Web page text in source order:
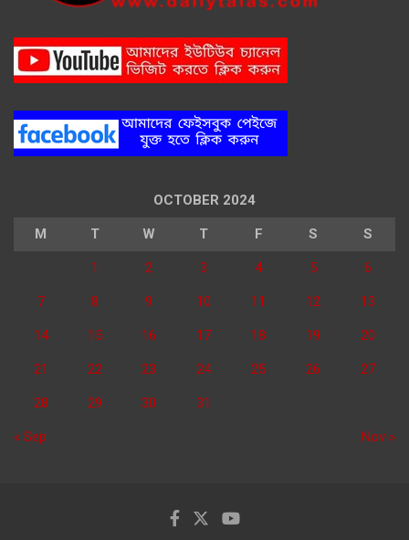
OCTOBER 2024
M T W T F S S
1 2 3 4 5 6
7 8 9 10 11 12 13
14 15 16 17 18 19 20
21 22 23 24 25 26 27
28 29 30 31
« Sep Nov »